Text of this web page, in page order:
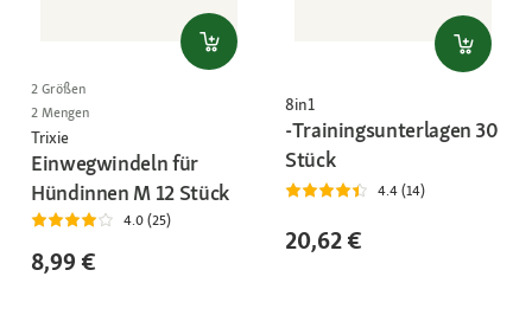
2 Größen
2 Mengen
Trixie
Einwegwindeln für
Hündinnen M 12 Stück
4.0 (25)
8,99 €
8in1
-Trainingsunterlagen 30
Stück
4.4 (14)
20,62 €